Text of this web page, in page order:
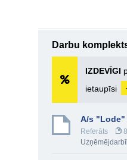
Darbu
IZDEVĪGI
ietaupīsi
A/s "Lode"
Referāts 8